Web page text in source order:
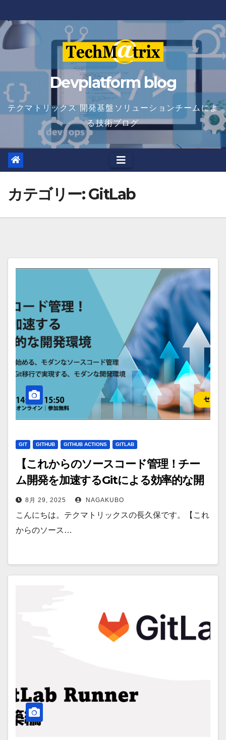
to
content
Devplatform blog
テクマトリックス 開発基盤ソリューションチームによ
る技術ブログ
カテゴリー:GitLab
GIT GITHUB GITHUB ACTIONS GITLAB
【これからのソースコード管理！チー
ム開発を加速するGitによる効率的な開
発環境】で受けた質疑応答 Part.1
8月 29, 2025 NAGAKUBO
こんにちは。テクマトリックスの長久保です。【これ
からのソース…